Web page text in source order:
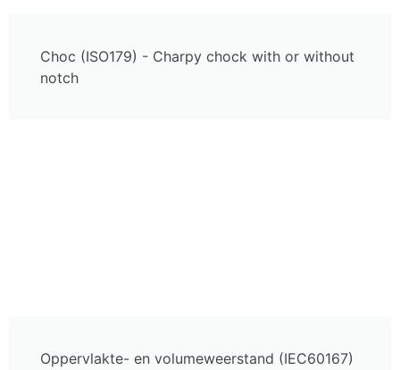
Choc (ISO179) - Charpy chock with or without
notch
Oppervlakte- en volumeweerstand (IEC60167)